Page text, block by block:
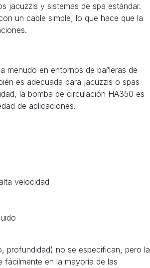
jacuzzis y sistemas de spa estándar.
un cable simple, lo que hace que la
menudo en entornos de bañeras de
es adecuada para jacuzzis o spas
la bomba de circulación HA350 es
de aplicaciones.
velocidad
profundidad) no se especifican, pero la
fácilmente en la mayoría de las